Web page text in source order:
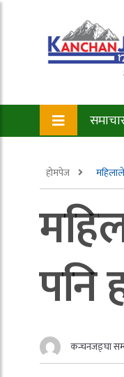
होमपेज
पनि
कन्चनजङ्घा